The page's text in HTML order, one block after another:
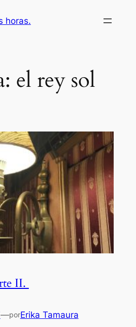
horas.
el rey sol
II.
—porErika Tamaura